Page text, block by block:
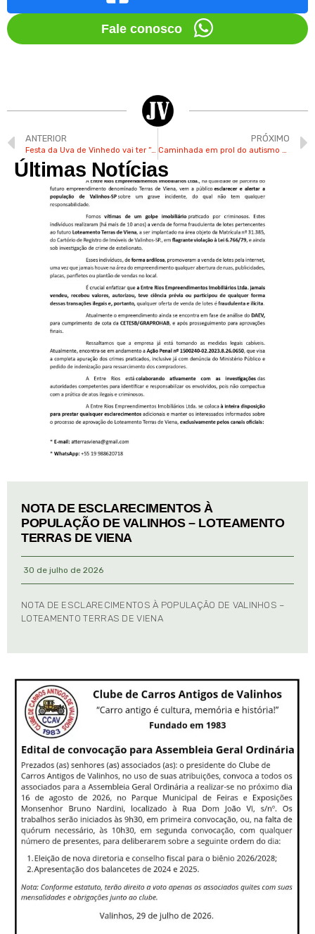
Fale conosco
ANTERIOR
Festa da Uva de Vinhedo vai ter “Tombo da Polenta” neste final de semana
PRÓXIMO
Caminhada em prol do autismo vai ser realizada no próximo dia 14 no CLT em Valinhos
Últimas Notícias
NOTA DE ESCLARECIMENTOS À
POPULAÇÃO DE VALINHOS – LOTEAMENTO
TERRAS DE VIENA
30 de julho de 2026
NOTA DE ESCLARECIMENTOS À POPULAÇÃO DE VALINHOS –
LOTEAMENTO TERRAS DE VIENA